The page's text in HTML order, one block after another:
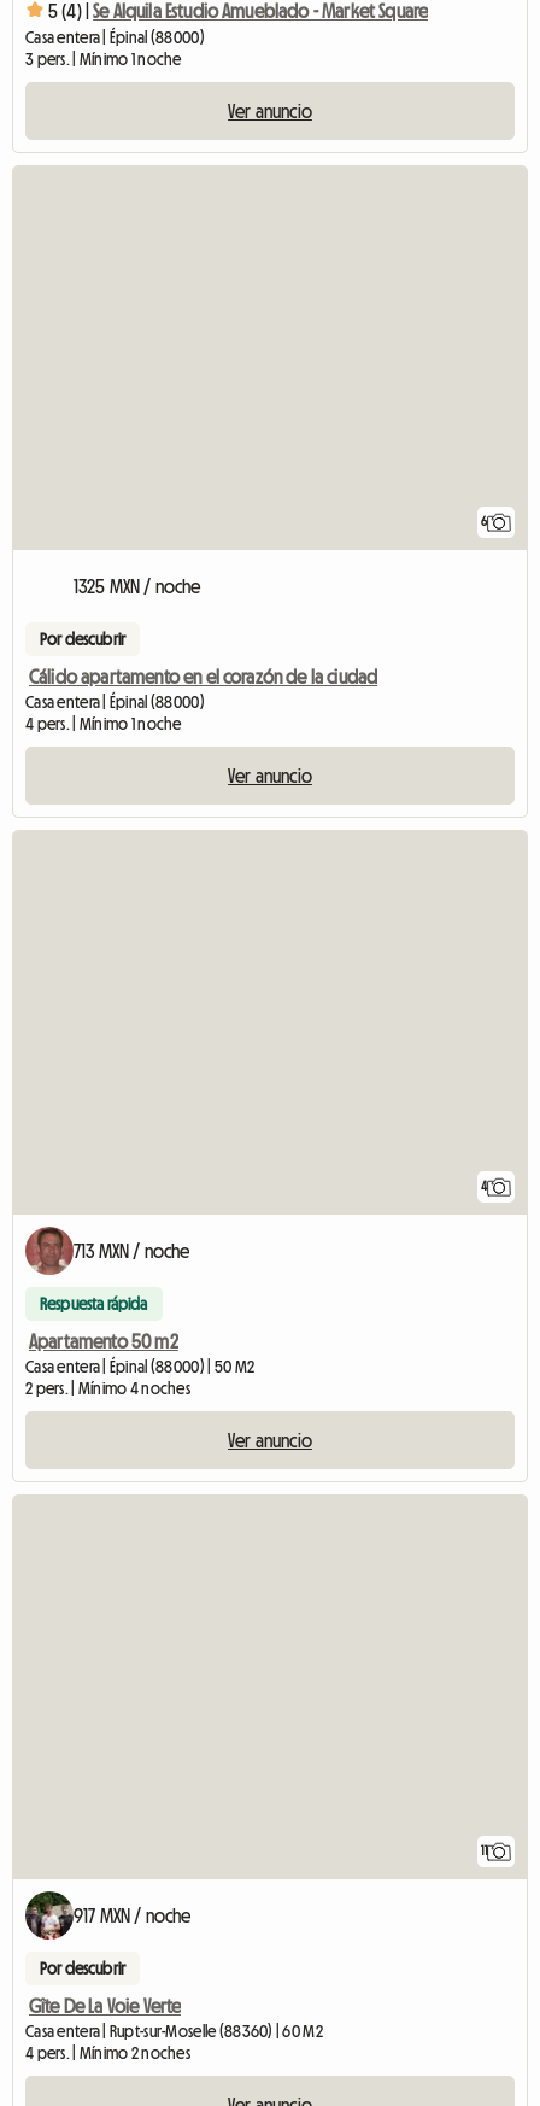
5 (4) | Se Alquila Estudio Amueblado - Market Square
Casa entera | Épinal (88000)
3 pers. | Mínimo 1 noche
Ver anuncio
6
1325 MXN / noche
Por descubrir
Cálido apartamento en el corazón de la ciudad
Casa entera | Épinal (88000)
4 pers. | Mínimo 1 noche
Ver anuncio
4
713 MXN / noche
Respuesta rápida
Apartamento 50 m2
Casa entera | Épinal (88000) | 50 M2
2 pers. | Mínimo 4 noches
Ver anuncio
11
917 MXN / noche
Por descubrir
Gîte De La Voie Verte
Casa entera | Rupt-sur-Moselle (88360) | 60 M2
4 pers. | Mínimo 2 noches